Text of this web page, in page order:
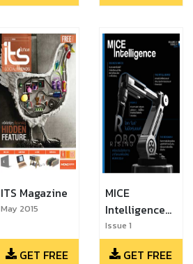
ITS Magazine
May 2015
GET FREE
MICE
Intelligence
by TCEB
Issue 1
GET FREE